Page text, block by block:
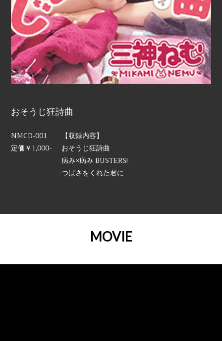
おそうじ狂詩曲
NMCD-001
定価￥1,000-
【収録内容】
おそうじ狂詩曲
病み×病み BUSTERS!
つばさをくれた君に
MOVIE